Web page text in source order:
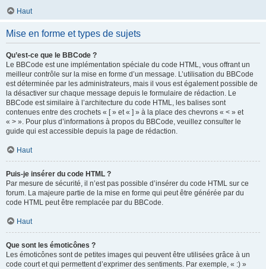
Haut
Mise en forme et types de sujets
Qu’est-ce que le BBCode ?
Le BBCode est une implémentation spéciale du code HTML, vous offrant un
meilleur contrôle sur la mise en forme d’un message. L’utilisation du BBCode
est déterminée par les administrateurs, mais il vous est également possible de
la désactiver sur chaque message depuis le formulaire de rédaction. Le
BBCode est similaire à l’architecture du code HTML, les balises sont
contenues entre des crochets « [ » et « ] » à la place des chevrons « < » et
« > ». Pour plus d’informations à propos du BBCode, veuillez consulter le
guide qui est accessible depuis la page de rédaction.
Haut
Puis-je insérer du code HTML ?
Par mesure de sécurité, il n’est pas possible d’insérer du code HTML sur ce
forum. La majeure partie de la mise en forme qui peut être générée par du
code HTML peut être remplacée par du BBCode.
Haut
Que sont les émoticônes ?
Les émoticônes sont de petites images qui peuvent être utilisées grâce à un
code court et qui permettent d’exprimer des sentiments. Par exemple, « :) »